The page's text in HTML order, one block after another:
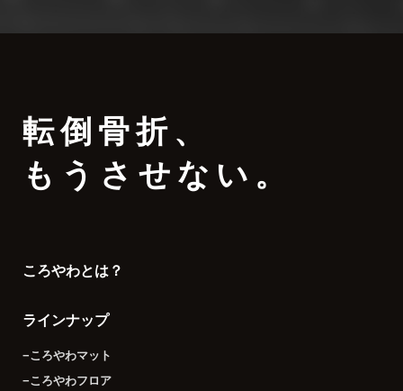
転倒骨折 、
もうさせない。
ころやわとは？
ラインナップ
−ころやわマット
−ころやわフロア